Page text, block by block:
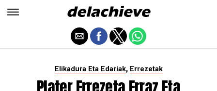
Elikadura Eta Edariak, Errezetak